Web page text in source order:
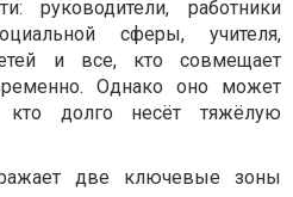
руководители, работники
сферы, учителя,
и все, кто совмещает
Однако оно может
кто долго несёт тяжёлую
две ключевые зоны